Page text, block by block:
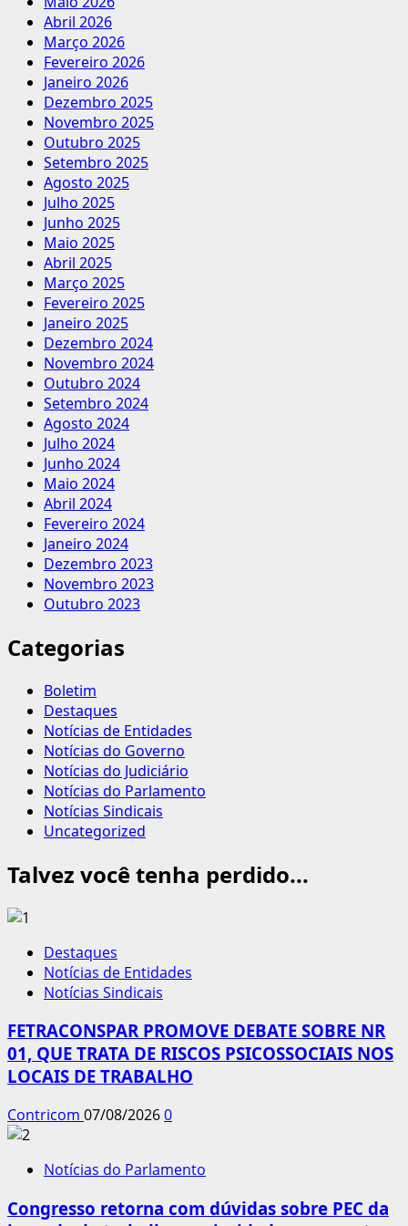
Abril 2026
Março 2026
Fevereiro 2026
Janeiro 2026
Dezembro 2025
Novembro 2025
Outubro 2025
Setembro 2025
Agosto 2025
Julho 2025
Junho 2025
Maio 2025
Abril 2025
Março 2025
Fevereiro 2025
Janeiro 2025
Dezembro 2024
Novembro 2024
Outubro 2024
Setembro 2024
Agosto 2024
Julho 2024
Junho 2024
Maio 2024
Abril 2024
Fevereiro 2024
Janeiro 2024
Dezembro 2023
Novembro 2023
Outubro 2023
Categorias
Boletim
Destaques
Notícias de Entidades
Notícias do Governo
Notícias do Judiciário
Notícias do Parlamento
Notícias Sindicais
Uncategorized
Talvez você tenha perdido...
Destaques
Notícias de Entidades
Notícias Sindicais
FETRACONSPAR PROMOVE DEBATE SOBRE NR
01, QUE TRATA DE RISCOS PSICOSSOCIAIS NOS
LOCAIS DE TRABALHO
Contricom 07/08/20260
Notícias do Parlamento
Congresso retorna com dúvidas sobre PEC da